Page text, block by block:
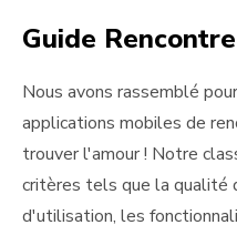
Guide Rencontre
Nous avons rassemblé
applications mobiles de
trouver l'amour ! Notre
critères tels que la qualité
d'utilisation, les